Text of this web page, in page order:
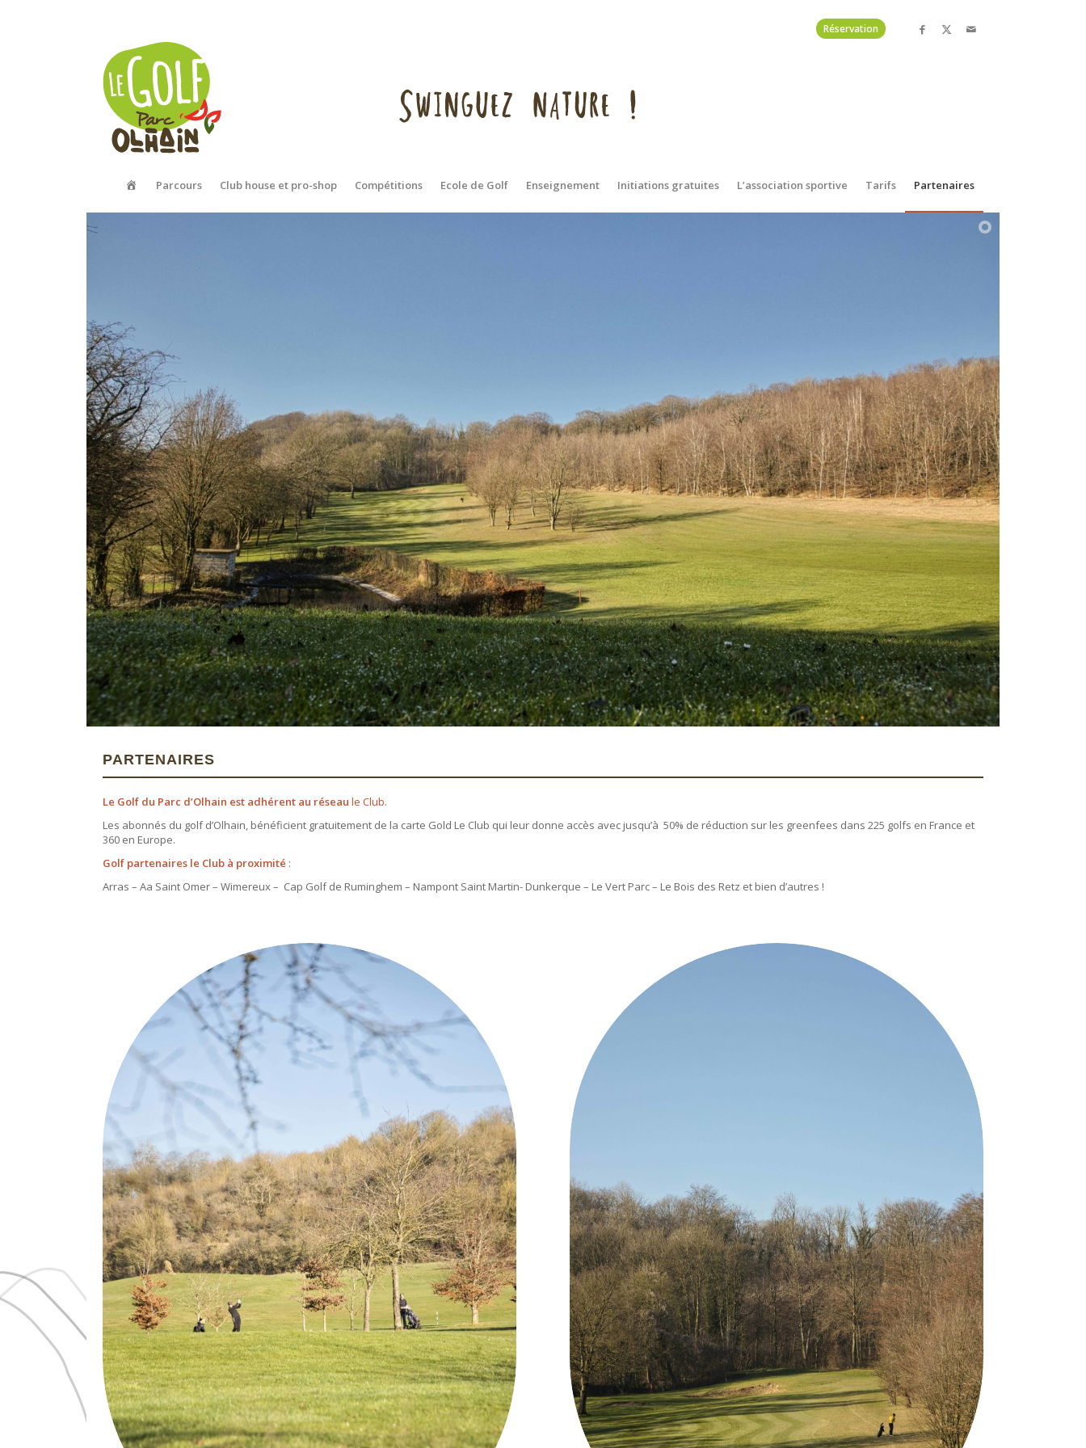
Réservation
GolfParcours Club house et pro-shop Compétitions Ecole de Golf Enseignement Initiations gratuites L’association sportive Tarifs Partenaires
PARTENAIRES
Le Golf du Parc d’Olhain est adhérent au réseau le Club.
Les abonnés du golf d’Olhain, bénéficient gratuitement de la carte Gold Le Club qui leur donne accès avec jusqu’à 50% de réduction sur les greenfees dans 225 golfs en France et
360 en Europe.
Golf partenaires le Club à proximité :
Arras – Aa Saint Omer – Wimereux – Cap Golf de Ruminghem – Nampont Saint Martin- Dunkerque – Le Vert Parc – Le Bois des Retz et bien d’autres !